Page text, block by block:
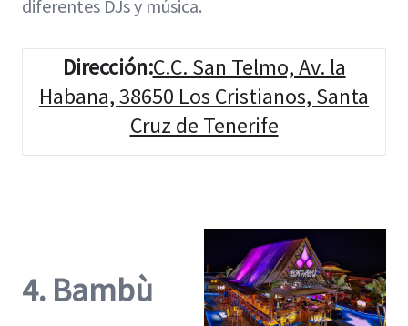
diferentes DJs y música.
Dirección:C.C. San Telmo, Av. la
Habana, 38650 Los Cristianos, Santa
Cruz de Tenerife
4. Bambù